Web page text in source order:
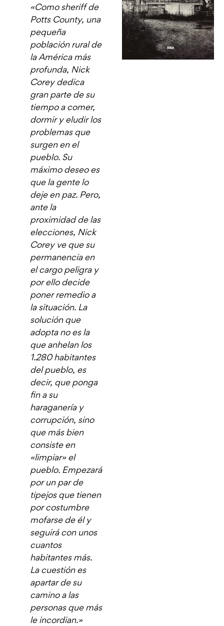
«Como sheriff de
Potts County, una
pequeña
población rural de
la América más
profunda, Nick
Corey dedica
gran parte de su
tiempo a comer,
dormir y eludir los
problemas que
surgen en el
pueblo. Su
máximo deseo es
que la gente lo
deje en paz. Pero,
ante la
proximidad de las
elecciones, Nick
Corey ve que su
permanencia en
el cargo peligra y
por ello decide
poner remedio a
la situación. La
solución que
adopta no es la
que anhelan los
1.280 habitantes
del pueblo, es
decir, que ponga
fin a su
haraganería y
corrupción, sino
que más bien
consiste en
«limpiar» el
pueblo. Empezará
por un par de
tipejos que tienen
por costumbre
mofarse de él y
seguirá con unos
cuantos
habitantes más.
La cuestión es
apartar de su
camino a las
personas que más
le incordian.»